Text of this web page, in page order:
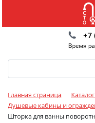
+7
Время
Главная страница Каталог
Душевые кабины и
Шторка для ванны